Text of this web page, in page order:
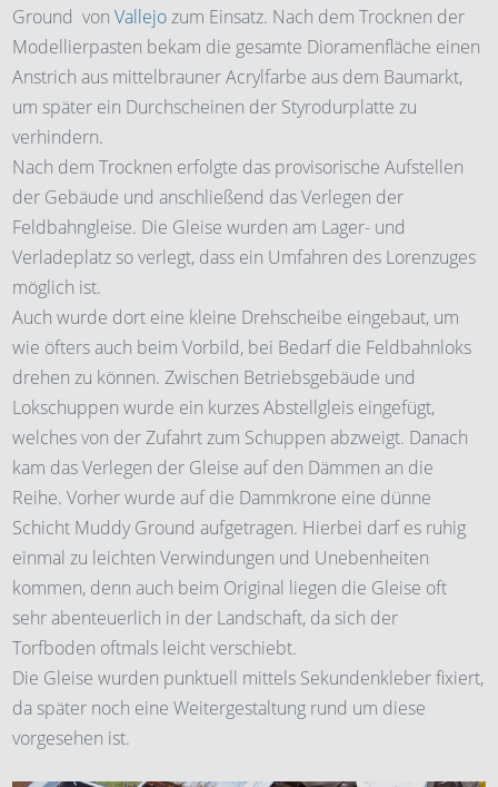
Ground vonVallejozum Einsatz. Nach dem Trocknen der
Modellierpasten bekam die gesamte Dioramenfläche einen
Anstrich aus mittelbrauner Acrylfarbe aus dem Baumarkt,
um später ein Durchscheinen der Styrodurplatte zu
verhindern.
Nach dem Trocknen erfolgte das provisorische Aufstellen
der Gebäude und anschließend das Verlegen der
Feldbahngleise. Die Gleise wurden am Lager- und
Verladeplatz so verlegt, dass ein Umfahren des Lorenzuges
möglich ist.
Auch wurde dort eine kleine Drehscheibe eingebaut, um
wie öfters auch beim Vorbild, bei Bedarf die Feldbahnloks
drehen zu können. Zwischen Betriebsgebäude und
Lokschuppen wurde ein kurzes Abstellgleis eingefügt,
welches von der Zufahrt zum Schuppen abzweigt. Danach
kam das Verlegen der Gleise auf den Dämmen an die
Reihe. Vorher wurde auf die Dammkrone eine dünne
Schicht Muddy Ground aufgetragen. Hierbei darf es ruhig
einmal zu leichten Verwindungen und Unebenheiten
kommen, denn auch beim Original liegen die Gleise oft
sehr abenteuerlich in der Landschaft, da sich der
Torfboden oftmals leicht verschiebt.
Die Gleise wurden punktuell mittels Sekundenkleber fixiert,
da später noch eine Weitergestaltung rund um diese
vorgesehen ist.